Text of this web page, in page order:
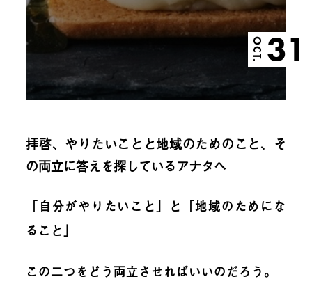
OCT. 31
拝啓、やりたいことと地域のためのこと、そ
の両立に答えを探しているアナタへ
「自分がやりたいこと」と「地域のためにな
ること」
この二つをどう両立させればいいのだろう。